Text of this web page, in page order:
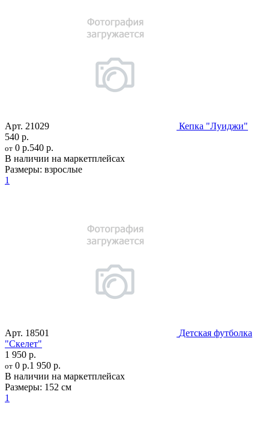
Арт. 21029
Кепка "Луиджи"
540 р.
от 0 р.540 р.
В наличии на маркетплейсах
Размеры: взрослые
1
Арт. 18501
Детская футболка
"Скелет"
1 950 р.
от 0 р.1 950 р.
В наличии на маркетплейсах
Размеры: 152 см
1